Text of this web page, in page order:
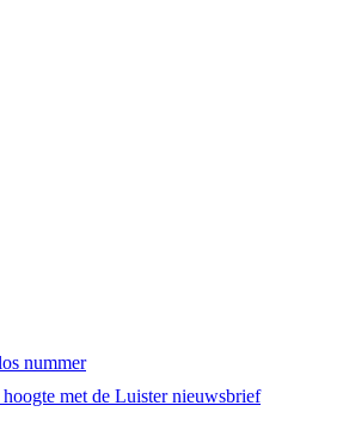
nummer
met de Luister nieuwsbrief